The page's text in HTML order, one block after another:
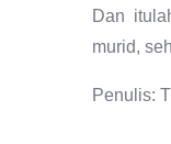
Dan
murid,
Penulis: